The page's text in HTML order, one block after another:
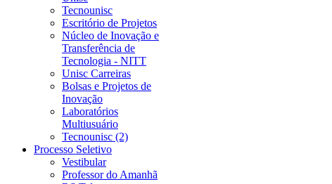
Tecnounisc
Escritório de Projetos
Núcleo de Inovação e
Transferência de
Tecnologia - NITT
Unisc Carreiras
Bolsas e Projetos de
Inovação
Laboratórios
Multiusuário
Tecnounisc (2)
Processo Seletivo
Vestibular
Professor do Amanhã